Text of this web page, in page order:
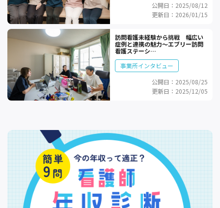
公開日：2025/08/12
更新日：2026/01/15
訪問看護未経験から挑戦 幅広い
症例と連携の魅力～エブリー訪問
看護ステーシ…
事業所インタビュー
公開日：2025/08/25
更新日：2025/12/05